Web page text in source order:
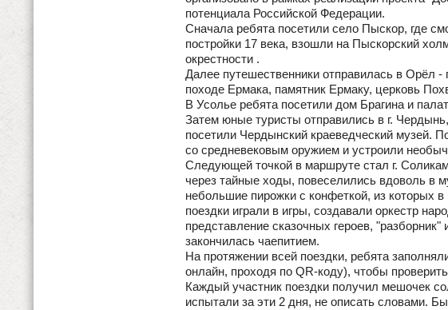
потенциала Российской Федерации.
Сначала ребята посетили село Пыскор, где
постройки 17 века, взошли на Пыскорский
окрестности .
Далее путешественники отправилась в Орëл -
походе Ермака, памятник Ермаку, церковь
В Усолье ребята посетили дом Брагина и
Затем юные туристы отправились в г.
посетили Чердынский краеведческий музей.
со средневековым оружием и устроили
Следующей точкой в маршруте стал г.
через тайные ходы, повеселились вдоволь в
небольшие пирожки с конфеткой, из которых в
поездки играли в игры, создавали оркестр
представление сказочных героев,
закончилась чаепитием.
На протяжении всей поездки, ребята
онлайн, проходя по QR-коду), чтобы
Каждый участник поездки получил мешочек
испытали за эти 2 дня, не описать словами.